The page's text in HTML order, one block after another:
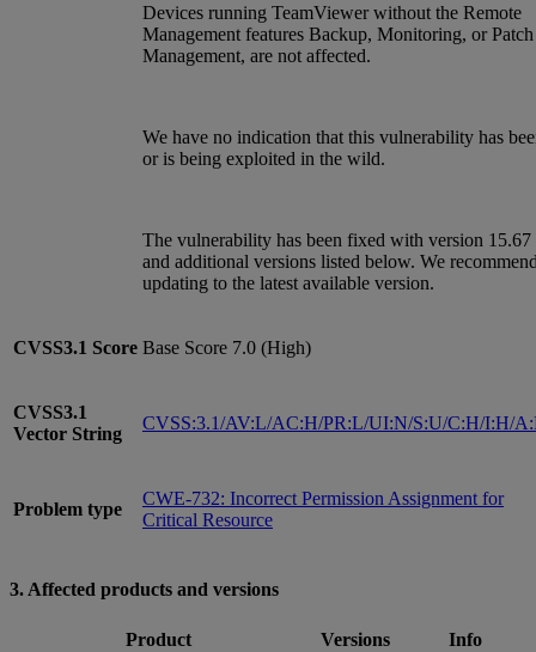
Devices running TeamViewer without the Remote
Management features Backup, Monitoring, or Patch
Management, are not affected.
We have no indication that this vulnerability has
or is being exploited in the wild.
The vulnerability has been fixed with version 15.67
and additional versions listed below. We
updating to the latest available version.
CVSS3.1 Score Base Score 7.0 (High)
CVSS3.1
Vector String
CVSS:3.1/AV:L/AC:H/PR:L/UI:N/S:U/C:H/I:H/
Problem type
CWE-732: Incorrect Permission Assignment for
Critical Resource
3. Affected products and versions
Product Versions Info